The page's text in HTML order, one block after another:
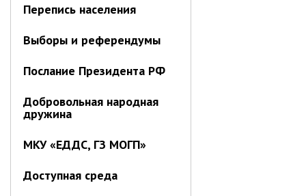
Перепись населения
Выборы и референдумы
Послание Президента РФ
Добровольная народная
дружина
МКУ «ЕДДС, ГЗ МОГП»
Доступная среда